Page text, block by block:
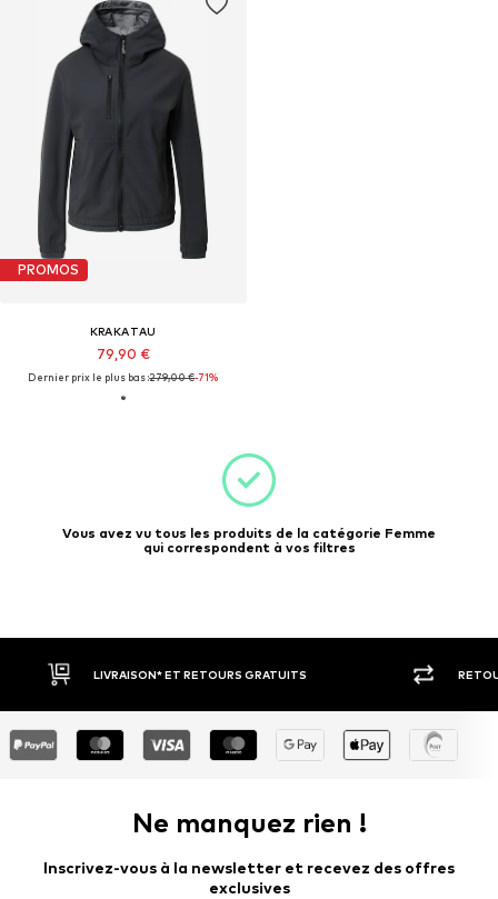
PROMOS
KRAKATAU
79,90 €
Dernier prix le plus bas :279,00 €-71%
Vous avez vu tous les produits de la catégorie Femme
qui correspondent à vos filtres
LIVRAISON* ET RETOURS GRATUITS
Ne manquez rien !
Inscrivez-vous à la newsletter et recevez des offres
exclusives